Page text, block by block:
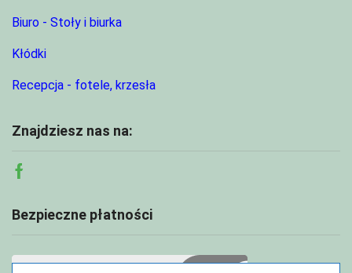
Biuro - Stoły i biurka
Kłódki
Recepcja - fotele, krzesła
Znajdziesz nas na:
Facebook
Bezpieczne płatności